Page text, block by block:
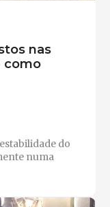
nas
como
do
numa